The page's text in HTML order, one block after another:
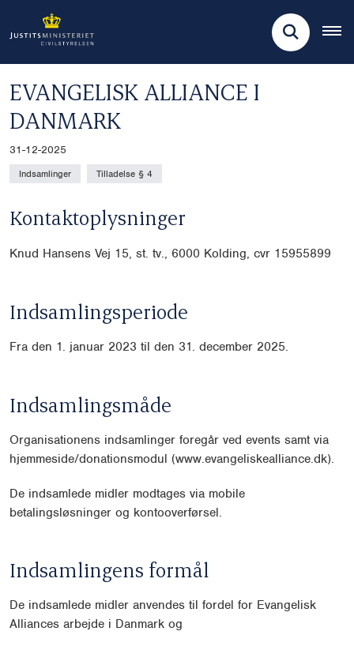
EVANGELISK ALLIANCE I
DANMARK
31-12-2025
Indsamlinger Tilladelse § 4
Kontaktoplysninger
Knud Hansens Vej 15, st. tv., 6000 Kolding, cvr 15955899
Indsamlingsperiode
Fra den 1. januar 2023 til den 31. december 2025.
Indsamlingsmåde
Organisationens indsamlinger foregår ved events samt via
hjemmeside/donationsmodul (www.evangeliskealliance.dk).
De indsamlede midler modtages via mobile
betalingsløsninger og kontooverførsel.
Indsamlingens formål
De indsamlede midler anvendes til fordel for Evangelisk
Alliances arbejde i Danmark og